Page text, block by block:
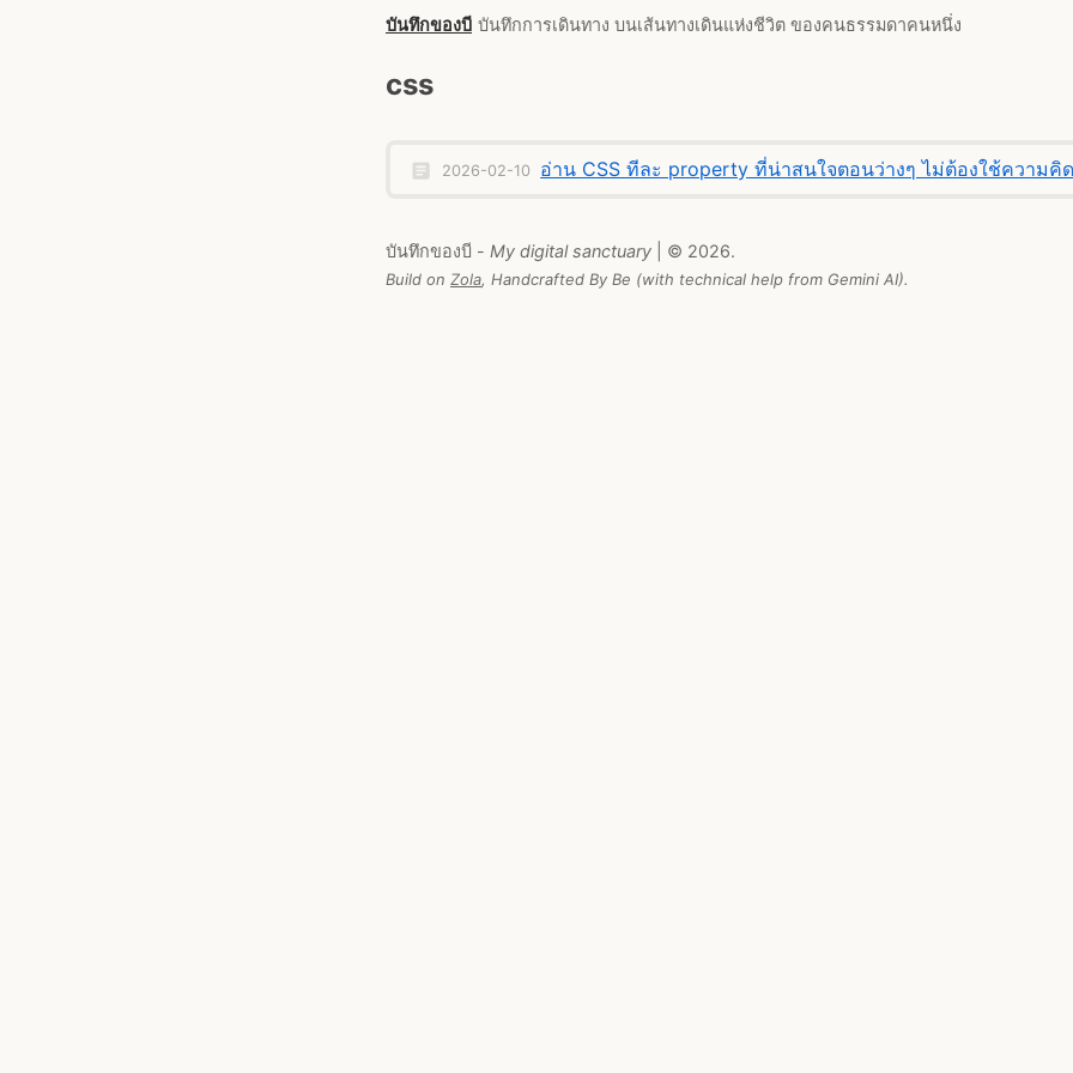
บันทึกของบี บันทึกการเดินทาง บนเส้นทางเดินแห่งชีวิต ของคนธรรมดาคนหนึ่ง
css
2026-02-10 อ่าน CSS ทีละ property ที่น่าสนใจตอนว่างๆ ไม่ต้องใช้ความคิด
บันทึกของบี - My digital sanctuary | © 2026.
Build on Zola, Handcrafted By Be (with technical help from Gemini AI).